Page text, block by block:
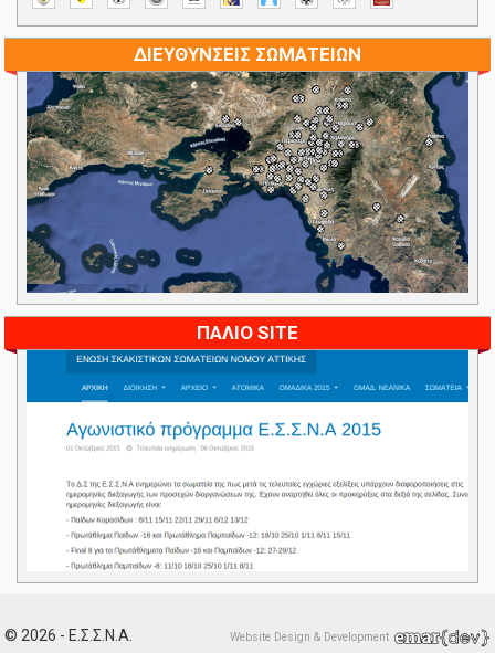
ΔΙΕΥΘΥΝΣΕΙΣ ΣΩΜΑΤΕΙΩΝ
ΠΑΛΙΟ SITE
© 2026 - Ε.Σ.Σ.Ν.Α. Website Design & Development